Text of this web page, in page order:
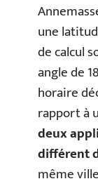
une
de calcul
angle de
horaire
rapport à
deux
différent
même